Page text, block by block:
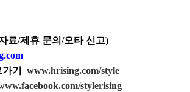
료/제휴 문의/오타 신고)
가기 www.hrising.com/style
stylerising